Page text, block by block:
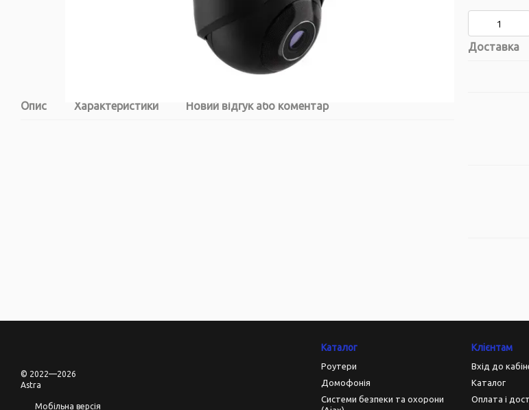
Опис Характеристики Новий відгук або коментар
Доставка
© 2022—2026
Astra
Мобільна версія
Каталог
Роутери
Домофонія
Системи безпеки та охорони
Клієнтам
Вхід до
Каталог
Оплата і